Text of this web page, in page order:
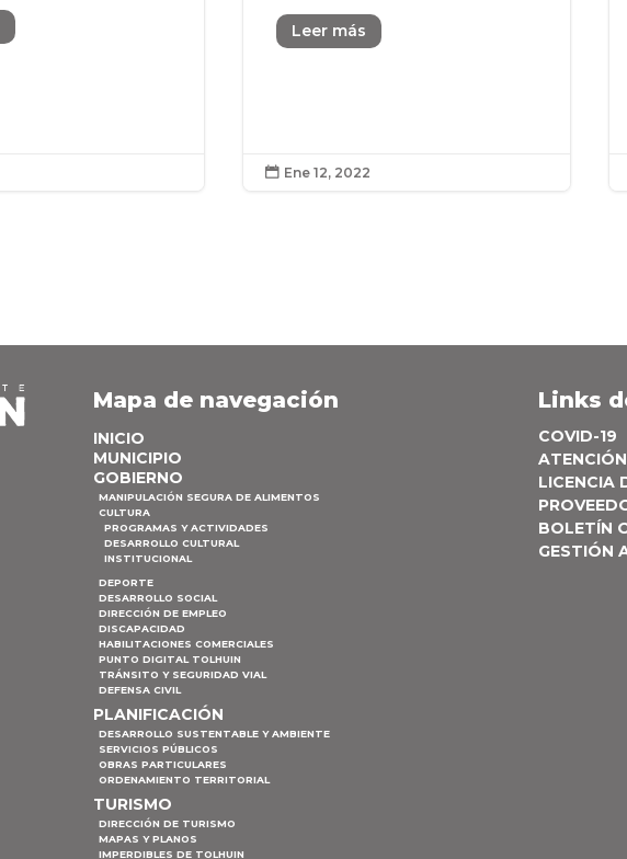
Leer más
 Ene 12, 2022
Mapa de navegación
INICIO
MUNICIPIO
GOBIERNO
MANIPULACIÓN SEGURA DE ALIMENTOS
CULTURA
PROGRAMAS Y ACTIVIDADES
DESARROLLO CULTURAL
INSTITUCIONAL
DEPORTE
DESARROLLO SOCIAL
DIRECCIÓN DE EMPLEO
DISCAPACIDAD
HABILITACIONES COMERCIALES
PUNTO DIGITAL TOLHUIN
TRÁNSITO Y SEGURIDAD VIAL
DEFENSA CIVIL
PLANIFICACIÓN
DESARROLLO SUSTENTABLE Y AMBIENTE
SERVICIOS PÚBLICOS
OBRAS PARTICULARES
ORDENAMIENTO TERRITORIAL
TURISMO
DIRECCIÓN DE TURISMO
MAPAS Y PLANOS
IMPERDIBLES DE TOLHUIN
Links
COVID-19
LICENCIA
BOLETÍN
GESTIÓN